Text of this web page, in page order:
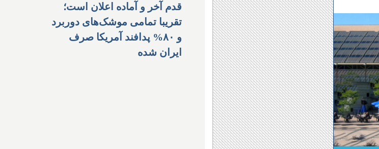
قدم آخر و آماده اعلان است؛
تقریبا تمامی موشک‌های دوربرد
و ۸۰% پدافند آمریکا صرف
ایران شده